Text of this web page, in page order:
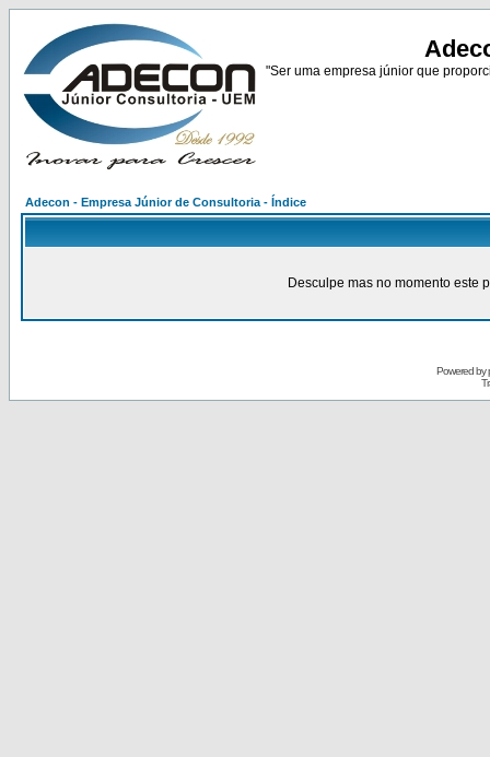
"Ser uma empresa júnior que
Adecon - Empresa Júnior de Consultoria - Índice
Desculpe mas no momento este
Powered by